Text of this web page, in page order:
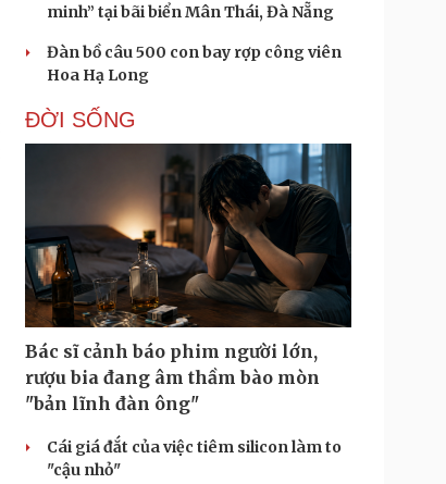
minh” tại bãi biển Mân Thái, Đà Nẵng
Đàn bồ câu 500 con bay rợp công viên
Hoa Hạ Long
ĐỜI SỐNG
Bác sĩ cảnh báo phim người lớn,
rượu bia đang âm thầm bào mòn
"bản lĩnh đàn ông"
Cái giá đắt của việc tiêm silicon làm to
"cậu nhỏ"